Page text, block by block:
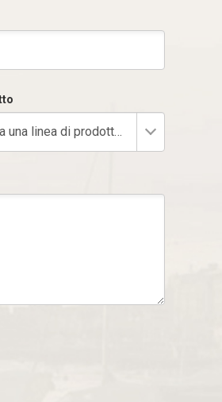
-- Seleziona una linea di prodotto --